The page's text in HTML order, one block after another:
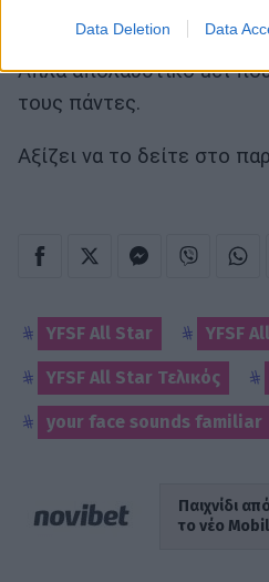
Data Deletion Data
τραγούδι του Ουκρανού.
Απλά απολαυστικό act
τους πάντες.
Αξίζει να το δείτε στο
YFSF All Star YFSF
YFSF All Star Τελικός
your face sounds familiar
Παιχνίδι
το νέο